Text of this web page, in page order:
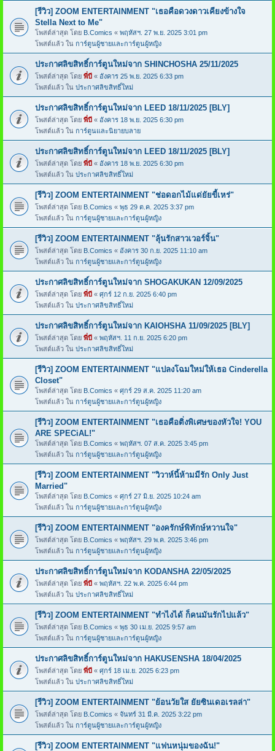
[รีวิว] ZOOM ENTERTAINMENT "เธอคือดวงดาวเคียงข้างใจ
Stella Next to Me"
โพสต์ล่าสุด โดย B.Comics « พฤหัสฯ. 27 พ.ย. 2025 3:01 pm
โพสต์แล้ว ใน การ์ตูนผู้ชายและการ์ตูนผู้หญิง
ประกาศลิขสิทธิ์การ์ตูนใหม่จาก SHINCHOSHA 25/11/2025
โพสต์ล่าสุด โดย พี่บี « อังคาร 25 พ.ย. 2025 6:33 pm
โพสต์แล้ว ใน ประกาศลิขสิทธิ์ใหม่
ประกาศลิขสิทธิ์การ์ตูนใหม่จาก LEED 18/11/2025 [BLY]
โพสต์ล่าสุด โดย พี่บี « อังคาร 18 พ.ย. 2025 6:30 pm
โพสต์แล้ว ใน การ์ตูนและนิยายบลาย
ประกาศลิขสิทธิ์การ์ตูนใหม่จาก LEED 18/11/2025 [BLY]
โพสต์ล่าสุด โดย พี่บี « อังคาร 18 พ.ย. 2025 6:30 pm
โพสต์แล้ว ใน ประกาศลิขสิทธิ์ใหม่
[รีวิว] ZOOM ENTERTAINMENT "ช่อดอกไม้แด่ยัยขี้เหร่"
โพสต์ล่าสุด โดย B.Comics « พุธ 29 ต.ค. 2025 3:37 pm
โพสต์แล้ว ใน การ์ตูนผู้ชายและการ์ตูนผู้หญิง
[รีวิว] ZOOM ENTERTAINMENT "ลุ้นรักสาวเวอร์จิ้น"
โพสต์ล่าสุด โดย B.Comics « อังคาร 30 ก.ย. 2025 11:10 am
โพสต์แล้ว ใน การ์ตูนผู้ชายและการ์ตูนผู้หญิง
ประกาศลิขสิทธิ์การ์ตูนใหม่จาก SHOGAKUKAN 12/09/2025
โพสต์ล่าสุด โดย พี่บี « ศุกร์ 12 ก.ย. 2025 6:40 pm
โพสต์แล้ว ใน ประกาศลิขสิทธิ์ใหม่
ประกาศลิขสิทธิ์การ์ตูนใหม่จาก KAIOHSHA 11/09/2025 [BLY]
โพสต์ล่าสุด โดย พี่บี « พฤหัสฯ. 11 ก.ย. 2025 6:20 pm
โพสต์แล้ว ใน ประกาศลิขสิทธิ์ใหม่
[รีวิว] ZOOM ENTERTAINMENT "แปลงโฉมใหม่ให้เธอ Cinderella
Closet"
โพสต์ล่าสุด โดย B.Comics « ศุกร์ 29 ส.ค. 2025 11:20 am
โพสต์แล้ว ใน การ์ตูนผู้ชายและการ์ตูนผู้หญิง
[รีวิว] ZOOM ENTERTAINMENT "เธอคือติ่งพิเศษของหัวใจ! YOU
ARE SPECiAL!"
โพสต์ล่าสุด โดย B.Comics « พฤหัสฯ. 07 ส.ค. 2025 3:45 pm
โพสต์แล้ว ใน การ์ตูนผู้ชายและการ์ตูนผู้หญิง
[รีวิว] ZOOM ENTERTAINMENT "วิวาห์นี้ห้ามมีรัก Only Just
Married"
โพสต์ล่าสุด โดย B.Comics « ศุกร์ 27 มิ.ย. 2025 10:24 am
โพสต์แล้ว ใน การ์ตูนผู้ชายและการ์ตูนผู้หญิง
[รีวิว] ZOOM ENTERTAINMENT "องครักษ์พิทักษ์หวานใจ"
โพสต์ล่าสุด โดย B.Comics « พฤหัสฯ. 29 พ.ค. 2025 3:46 pm
โพสต์แล้ว ใน การ์ตูนผู้ชายและการ์ตูนผู้หญิง
ประกาศลิขสิทธิ์การ์ตูนใหม่จาก KODANSHA 22/05/2025
โพสต์ล่าสุด โดย พี่บี « พฤหัสฯ. 22 พ.ค. 2025 6:44 pm
โพสต์แล้ว ใน ประกาศลิขสิทธิ์ใหม่
[รีวิว] ZOOM ENTERTAINMENT "ทำไงได้ ก็คนมันรักไปแล้ว"
โพสต์ล่าสุด โดย B.Comics « พุธ 30 เม.ย. 2025 9:57 am
โพสต์แล้ว ใน การ์ตูนผู้ชายและการ์ตูนผู้หญิง
ประกาศลิขสิทธิ์การ์ตูนใหม่จาก HAKUSENSHA 18/04/2025
โพสต์ล่าสุด โดย พี่บี « ศุกร์ 18 เม.ย. 2025 6:23 pm
โพสต์แล้ว ใน ประกาศลิขสิทธิ์ใหม่
[รีวิว] ZOOM ENTERTAINMENT "ย้อนวัยใส ยัยซินเดอเรลล่า"
โพสต์ล่าสุด โดย B.Comics « จันทร์ 31 มี.ค. 2025 3:22 pm
โพสต์แล้ว ใน การ์ตูนผู้ชายและการ์ตูนผู้หญิง
[รีวิว] ZOOM ENTERTAINMENT "แฟนหนุ่มของฉัน!"